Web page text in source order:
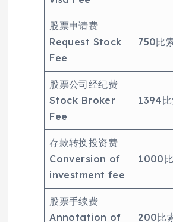
股票申请费
Request Stock
Fee
750比
股票公司经纪费
Stock Broker
Fee
1394
存款转换投资费
Conversion of
investment fee
1000
股票手续费
Annotation of
200比